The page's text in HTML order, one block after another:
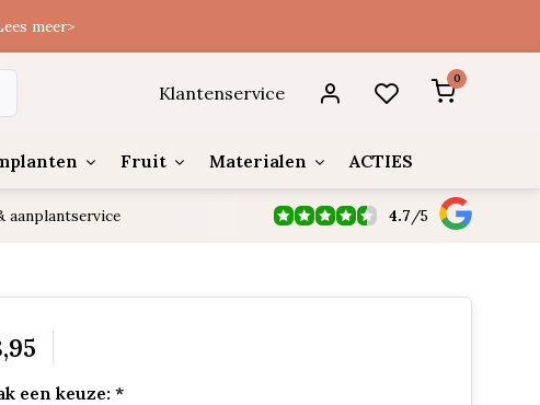
meer>
Klantenservice
0
Fruit Materialen ACTIES
aanplantservice 4.7 /5
een keuze: *